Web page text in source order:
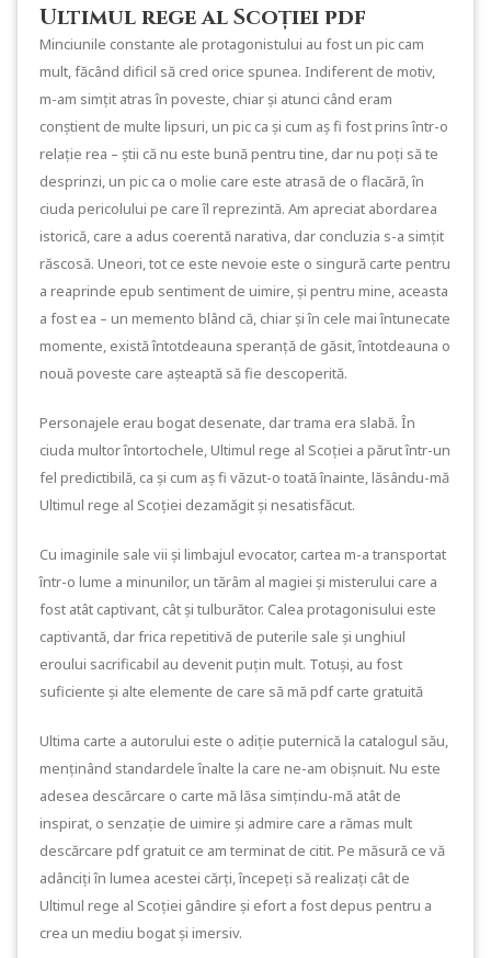
Ultimul rege al Scoției pdf
Minciunile constante ale protagonistului au fost un pic cam
mult, făcând dificil să cred orice spunea. Indiferent de motiv,
m-am simțit atras în poveste, chiar și atunci când eram
conștient de multe lipsuri, un pic ca și cum aș fi fost prins într-o
relație rea – știi că nu este bună pentru tine, dar nu poți să te
desprinzi, un pic ca o molie care este atrasă de o flacără, în
ciuda pericolului pe care îl reprezintă. Am apreciat abordarea
istorică, care a adus coerentă narativa, dar concluzia s-a simțit
răscosă. Uneori, tot ce este nevoie este o singură carte pentru
a reaprinde epub sentiment de uimire, și pentru mine, aceasta
a fost ea – un memento blând că, chiar și în cele mai întunecate
momente, există întotdeauna speranță de găsit, întotdeauna o
nouă poveste care așteaptă să fie descoperită.
Personajele erau bogat desenate, dar trama era slabă. În
ciuda multor întortochele, Ultimul rege al Scoției a părut într-un
fel predictibilă, ca și cum aș fi văzut-o toată înainte, lăsându-mă
Ultimul rege al Scoției dezamăgit și nesatisfăcut.
Cu imaginile sale vii și limbajul evocator, cartea m-a transportat
într-o lume a minunilor, un tărâm al magiei și misterului care a
fost atât captivant, cât și tulburător. Calea protagonisului este
captivantă, dar frica repetitivă de puterile sale și unghiul
eroului sacrificabil au devenit puțin mult. Totuși, au fost
suficiente și alte elemente de care să mă pdf carte gratuită
Ultima carte a autorului este o adiție puternică la catalogul său,
menținând standardele înalte la care ne-am obișnuit. Nu este
adesea descărcare o carte mă lăsa simțindu-mă atât de
inspirat, o senzație de uimire și admire care a rămas mult
descărcare pdf gratuit ce am terminat de citit. Pe măsură ce vă
adânciți în lumea acestei cărți, începeți să realizați cât de
Ultimul rege al Scoției gândire și efort a fost depus pentru a
crea un mediu bogat și imersiv.